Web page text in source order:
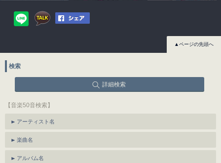
▲ページの先頭へ
検索
詳細検索
【音楽50音検索】
アーティスト名
楽曲名
アルバム名